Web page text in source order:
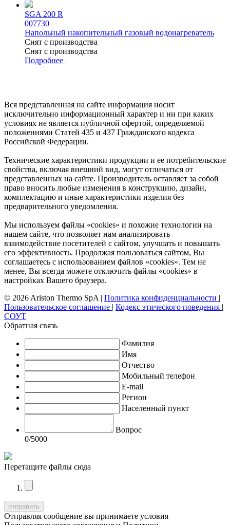
SGA 200 R
007730
Напольный накопительный газовый водонагреватель
Снят с производства
Снят с производства
Подробнее
Вся представленная на сайте информация носит
исключительно информационный характер и ни при каких
условиях не является публичной офертой, определяемой
положениями Статей 435 и 437 Гражданского кодекса
Российской Федерации.
Технические характеристики продукции и ее потребительские
свойства, включая внешний вид, могут отличаться от
представленных на сайте. Производитель оставляет за собой
право вносить любые изменения в конструкцию, дизайн,
комплектацию и иные характеристики изделия без
предварительного уведомления.
Мы используем файлы «cookies» и похожие технологии на
нашем сайте, что позволяет нам анализировать
взаимодействие посетителей с сайтом, улучшать и повышать
его эффективность. Продолжая пользоваться сайтом, Вы
соглашаетесь с использованием файлов «cookies». Тем не
менее, Вы всегда можете отключить файлы «cookies» в
настройках Вашего браузера.
© 2026 Ariston Thermo SpA | Политика конфиденциальности |
Пользовательское соглашение | Кодекс этического поведения |
СОУТ
Обратная связь
Фамилия
Имя
Отчество
Мобильный телефон
E-mail
Регион
Населенный пункт
Вопрос
0/5000
Перетащите файлы сюда
Отправляя сообщение вы принимаете условия